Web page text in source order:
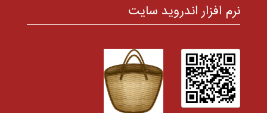
نرم افزار اندروید سایت